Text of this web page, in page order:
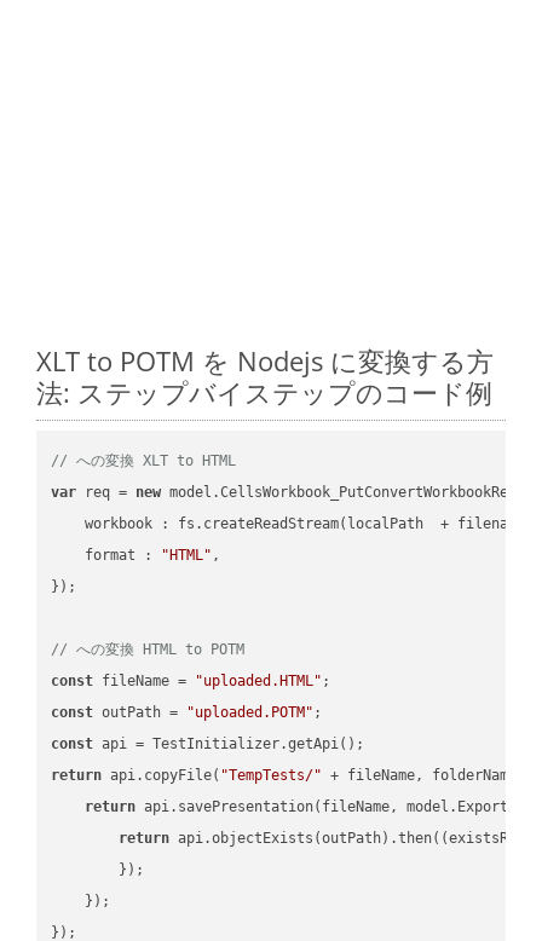
XLT to POTM を Nodejs に変換する方
法: ステップバイステップのコード例
// への変換 XLT to HTML
var req = new
workbook : fs.createReadStream(localPath  + filename
format : "HTML" ,
});
// への変換 HTML to POTM
const fileName = "uploaded.HTML"
const outPath = "uploaded.POTM"
const
return api.copyFile( "TempTests/" + fileName, folderName +
return api.savePresentation(fileName,
return api.objectExists(outPath).then( (
        });
    });